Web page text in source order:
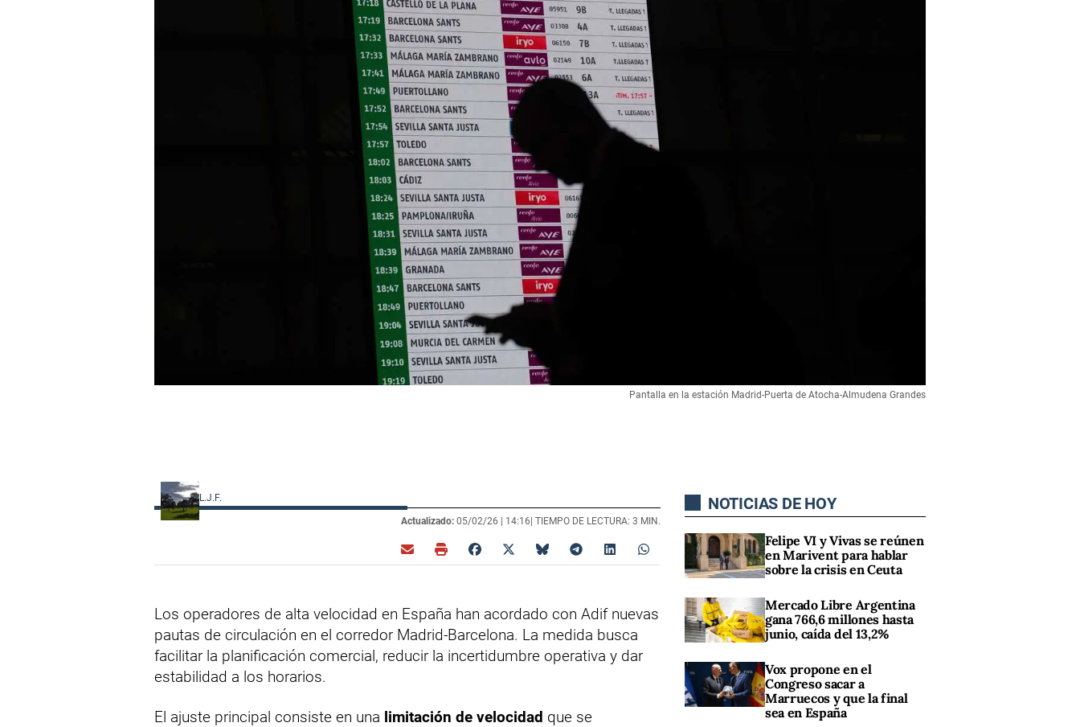
Pantalla en la estación Madrid-Puerta de Atocha-Almudena Grandes
L.J.F.
Actualizado: 05/02/26 | 14:16| TIEMPO DE LECTURA: 3 MIN.
Los operadores de alta velocidad en España han acordado con Adif nuevas
pautas de circulación en el corredor Madrid-Barcelona. La medida busca
facilitar la planificación comercial, reducir la incertidumbre operativa y dar
estabilidad a los horarios.
El ajuste principal consiste en una limitación de velocidad que se
NOTICIAS DE HOY
Felipe VI y Vivas se reúnen
en Marivent para hablar
sobre la crisis en Ceuta
Mercado Libre Argentina
gana 766,6 millones hasta
junio, caída del 13,2%
Vox propone en el
Congreso sacar a
Marruecos y que la final
sea en España